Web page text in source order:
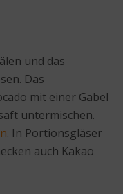
und das
Das
mit einer Gabel
untermischen.
. In Portionsgläser
auch Kakao